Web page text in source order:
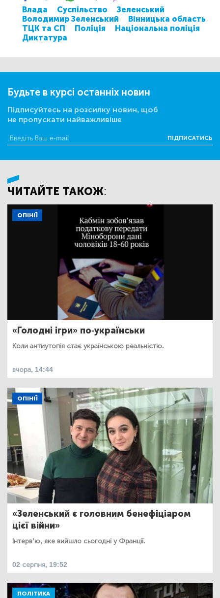
Влада Суспільство
Зеленський
Володимир Зеленський
Вінницька область
ТЦК та СП
Поліція
Національна поліція
Диктатура
Будьте в курсі останніх новин
Підписуйтесь на розсилку новин, щоб
не пропускати найважливіше
ПІДПИСАТИСЬ
ЧИТАЙТЕ ТАКОЖ:
ОПІНІЇ
«Голодні ігри» по-українськи
Коли антиутопія стає українською реальністю.
вчора, 14:44
ОПІНІЇ
«Зеленський є головним бенефіціаром
цієї війни»
Інтерв’ю, яке вийшло сьогодні у Франції.
02 серпня, 19:52
ПОЛІТИКА